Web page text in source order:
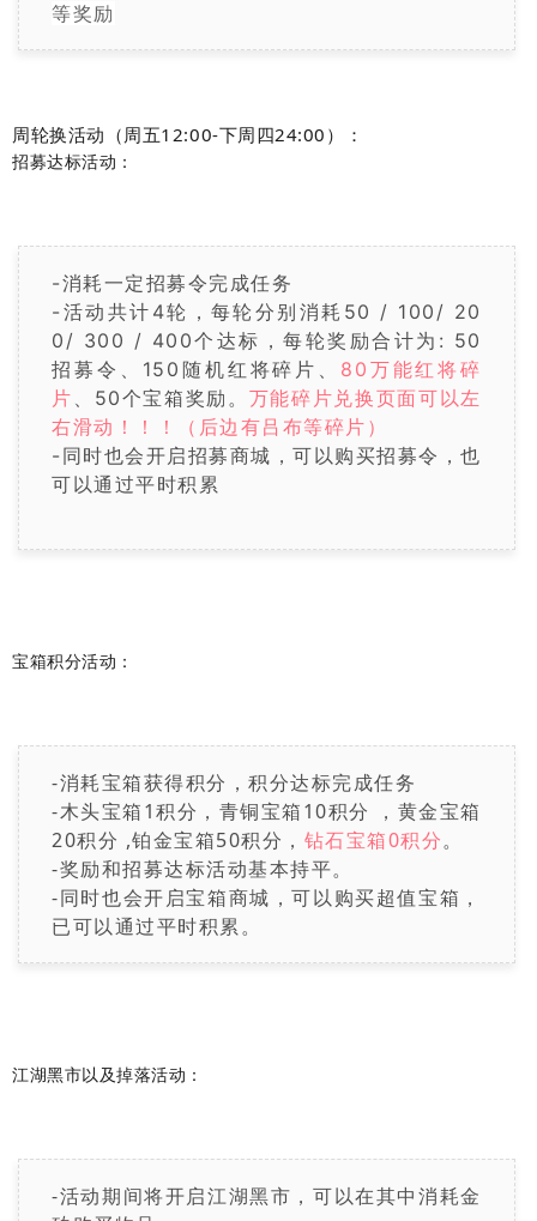
等奖励
周轮换活动（周五12:00-下周四24:00）：
招募达标活动：
-消耗一定招募令完成任务
-活动共计4轮，每轮分别消耗50 / 100/ 20
0/ 300 / 400个达标，每轮奖励合计为: 50
招募令、150随机红将碎片、 80万能红将碎
片 、 50个宝箱奖励。 万能碎片兑换页面可以左
右滑动！！！（后边有吕布等碎片）
-同时也会开启招募商城，可以购买招募令，也
可以通过平时积累
宝箱积分活动：
-消耗宝箱获得积分，积分达标完成任务
-木头宝箱1积分，青铜宝箱10积分 ，黄金宝箱
20积分 ,铂金宝箱50积分， 钻石宝箱0积分。
-奖励和招募达标活动基本持平。
-同时也会开启宝箱商城，可以购买超值宝箱，
已可以通过平时积累。
江湖黑市以及掉落活动：
-活动期间将开启江湖黑市，可以在其中消耗金